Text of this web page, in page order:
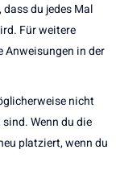
du jedes Mal
Für weitere
Anweisungen in der
nicht
Wenn du die
platziert, wenn du